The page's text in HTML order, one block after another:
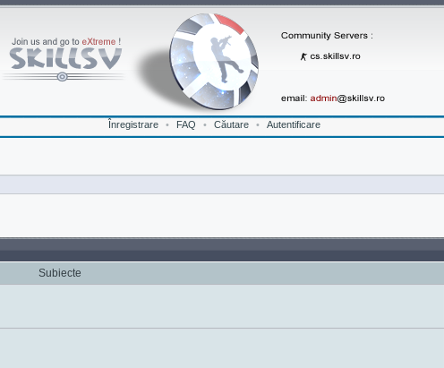
Înregistrare • FAQ • Căutare • Autentificare
Subiecte